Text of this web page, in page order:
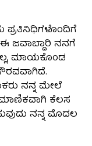
ಜವಾಬ್ದಾರಿ ನನಗೆ
ಮಾಯಕೊಂಡ
ನನ್ನ ಮೇಲೆ
ಕೆಲಸ
ನನ್ನ ಮೊದಲ